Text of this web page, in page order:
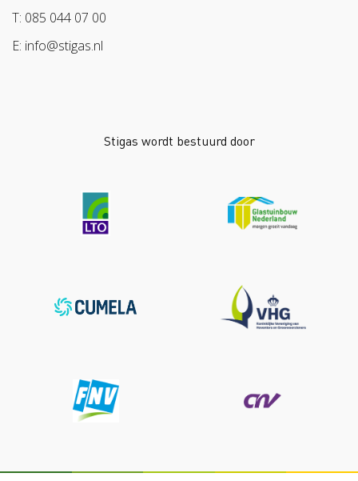
Werken aan morgen
Arbeidsmarkt
T: 085 044 07 00
E: info@stigas.nl
Stigas wordt bestuurd door